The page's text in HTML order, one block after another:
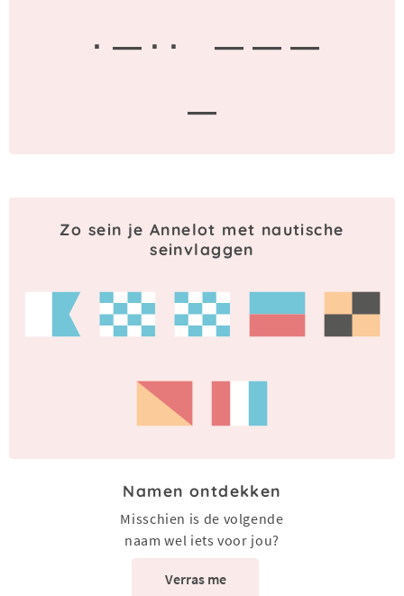
· — · ·
— — —
—
Zo sein je Annelot met nautische
seinvlaggen
Namen ontdekken
Misschien is de volgende
naam wel iets voor jou?
Verras me